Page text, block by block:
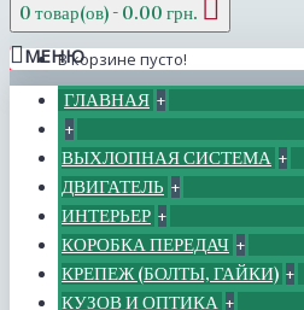
0 товар(ов) - 0.00 грн.
В корзине пусто!
МЕНЮ
ГЛАВНАЯ +
+
ВЫХЛОПНАЯ СИСТЕМА +
ДВИГАТЕЛЬ +
ИНТЕРЬЕР +
КОРОБКА ПЕРЕДАЧ +
КРЕПЕЖ (БОЛТЫ, ГАЙКИ) +
КУЗОВ И ОПТИКА +